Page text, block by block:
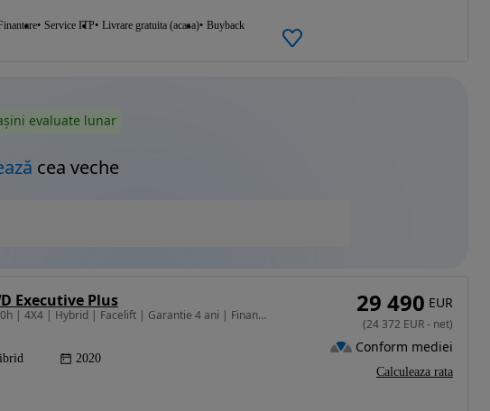
Service ITP Livrare gratuita (acasa) Buyback
evaluate lunar
cea veche
Executive Plus
2494 cm3 • 197 CP • LEXUS NX 300h | 4X4 | Hybrid | Facelift | Garantie 4 ani | Finantare |
2020
29 490 EUR
(24 372 EUR- net)
Conform mediei
Calculeaza rata